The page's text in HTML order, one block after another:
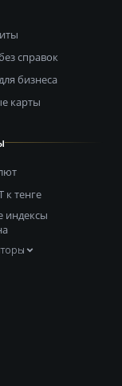
справок
бизнеса
карты
к тенге
индексы